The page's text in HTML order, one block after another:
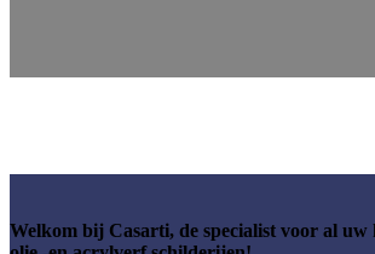
Welkom bij Casarti, de specialist voor al uw